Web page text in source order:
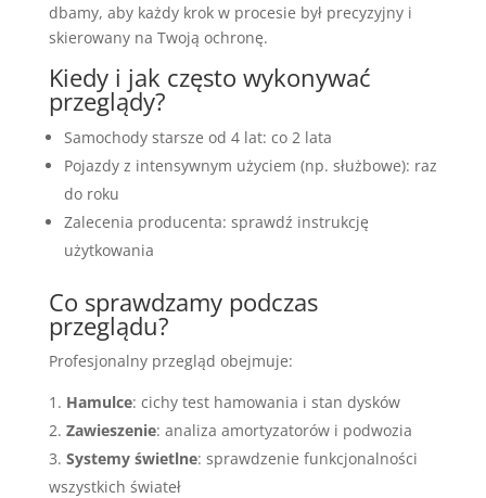
dbamy, aby każdy krok w procesie był precyzyjny i
skierowany na Twoją ochronę.
Kiedy i jak często wykonywać
przeglądy?
Samochody starsze od 4 lat: co 2 lata
Pojazdy z intensywnym użyciem (np. służbowe): raz
do roku
Zalecenia producenta: sprawdź instrukcję
użytkowania
Co sprawdzamy podczas
przeglądu?
Profesjonalny przegląd obejmuje:
Hamulce: cichy test hamowania i stan dysków
Zawieszenie: analiza amortyzatorów i podwozia
Systemy świetlne: sprawdzenie funkcjonalności
wszystkich świateł